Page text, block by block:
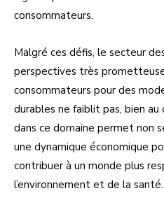
consommateurs.
Malgré ces défis, le secteur
perspectives très
consommateurs pour des
durables ne faiblit pas, bien au
dans ce domaine permet non
une dynamique économique
contribuer à un monde plus
l’environnement et de la santé.